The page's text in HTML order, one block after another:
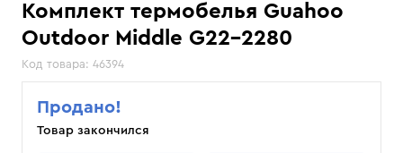
Комплект термобелья Guahoo
Outdoor Middle G22-2280
Код товара: 46394
Продано!
Товар закончился